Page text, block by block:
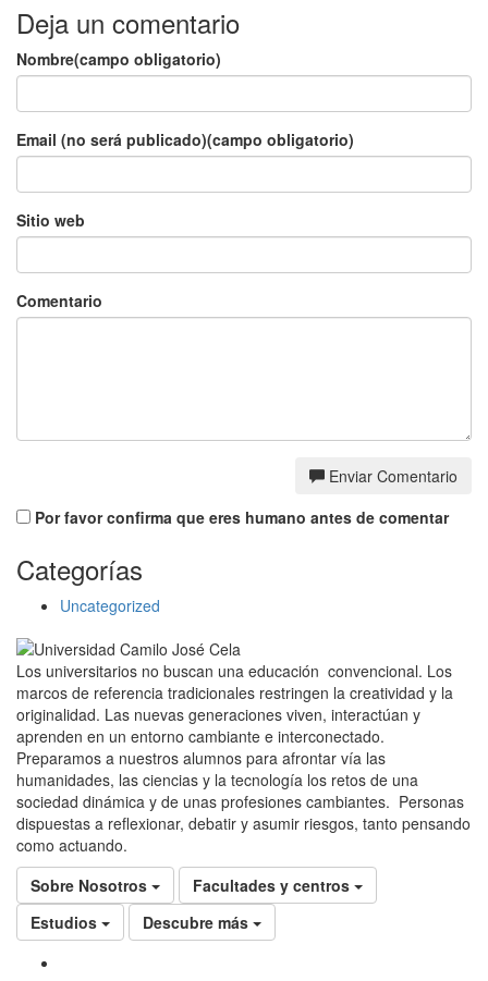
Deja un comentario
Nombre(campo obligatorio)
Email (no será publicado)(campo obligatorio)
Sitio web
Comentario
Enviar Comentario
Por favor confirma que eres humano antes de comentar
Categorías
Uncategorized
Los universitarios no buscan una educación convencional. Los
marcos de referencia tradicionales restringen la creatividad y la
originalidad. Las nuevas generaciones viven, interactúan y
aprenden en un entorno cambiante e interconectado.
Preparamos a nuestros alumnos para afrontar vía las
humanidades, las ciencias y la tecnología los retos de una
sociedad dinámica y de unas profesiones cambiantes. Personas
dispuestas a reflexionar, debatir y asumir riesgos, tanto pensando
como actuando.
Sobre Nosotros
Facultades y centros
Estudios
Descubre más